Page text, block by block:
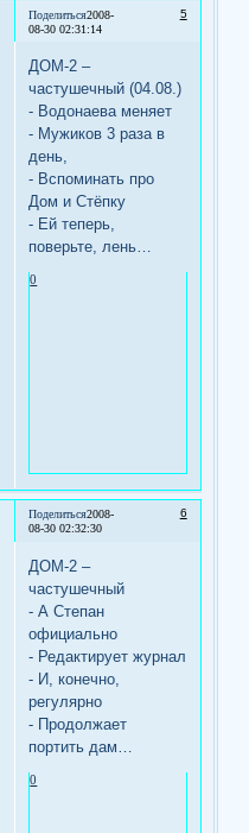
Поделиться 5
2008-
08-30 02:31:14
ДОМ-2 –
частушечный (04.08.)
- Водонаева меняет
- Мужиков 3 раза в
день,
- Вспоминать про
Дом и Стёпку
- Ей теперь,
поверьте, лень…
0
Поделиться 6
2008-
08-30 02:32:30
ДОМ-2 –
частушечный
- А Степан
официально
- Редактирует журнал
- И, конечно,
регулярно
- Продолжает
портить дам…
0